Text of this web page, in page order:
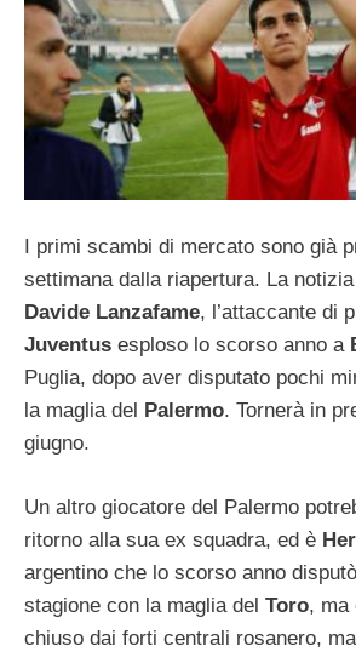
I primi scambi di mercato sono già
settimana dalla riapertura. La
Davide Lanzafame, l’attaccante di
Juventus esploso lo scorso anno a
Puglia, dopo aver disputato pochi
la maglia del Palermo. Tornerà in
giugno.
Un altro giocatore del Palermo
ritorno alla sua ex squadra, ed è
argentino che lo scorso anno
stagione con la maglia del Toro, ma
chiuso dai forti centrali rosanero,